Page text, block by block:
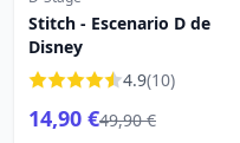
Stitch - Escenario D de
Disney
4.9(10)
14,90 €49,90 €